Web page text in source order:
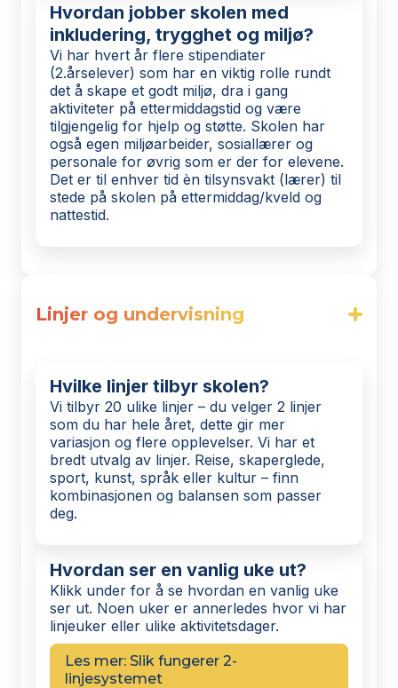
Hvordan jobber skolen med
inkludering, trygghet og miljø?
Vi har hvert år flere stipendiater
(2.årselever) som har en viktig rolle rundt
det å skape et godt miljø, dra i gang
aktiviteter på ettermiddagstid og være
tilgjengelig for hjelp og støtte. Skolen har
også egen miljøarbeider, sosiallærer og
personale for øvrig som er der for elevene.
Det er til enhver tid èn tilsynsvakt (lærer) til
stede på skolen på ettermiddag/kveld og
nattestid.
Linjer og undervisning
Hvilke linjer tilbyr skolen?
Vi tilbyr 20 ulike linjer – du velger 2 linjer
som du har hele året, dette gir mer
variasjon og flere opplevelser. Vi har et
bredt utvalg av linjer. Reise, skaperglede,
sport, kunst, språk eller kultur – finn
kombinasjonen og balansen som passer
deg.
Hvordan ser en vanlig uke ut?
Klikk under for å se hvordan en vanlig uke
ser ut. Noen uker er annerledes hvor vi har
linjeuker eller ulike aktivitetsdager.
Les mer: Slik fungerer 2-
linjesystemet